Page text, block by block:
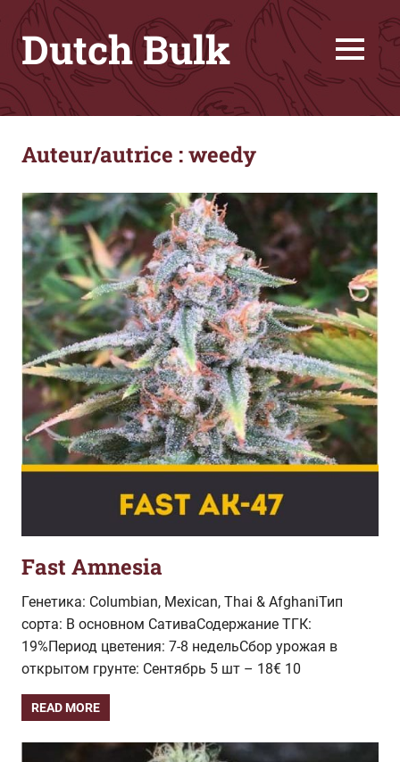
contentDutch Bulk
Семена
конопли
качества
меньшие
деньги
MENU
Auteur/autrice :weedy
Fast Amnesia
Генетика: Columbian, Mexican, Thai & AfghaniТип
сорта: В основном СативаСодержание ТГК:
19%Период цветения: 7-8 недельСбор урожая в
открытом грунте: Сентябрь 5 шт – 18€ 10
READ MORE